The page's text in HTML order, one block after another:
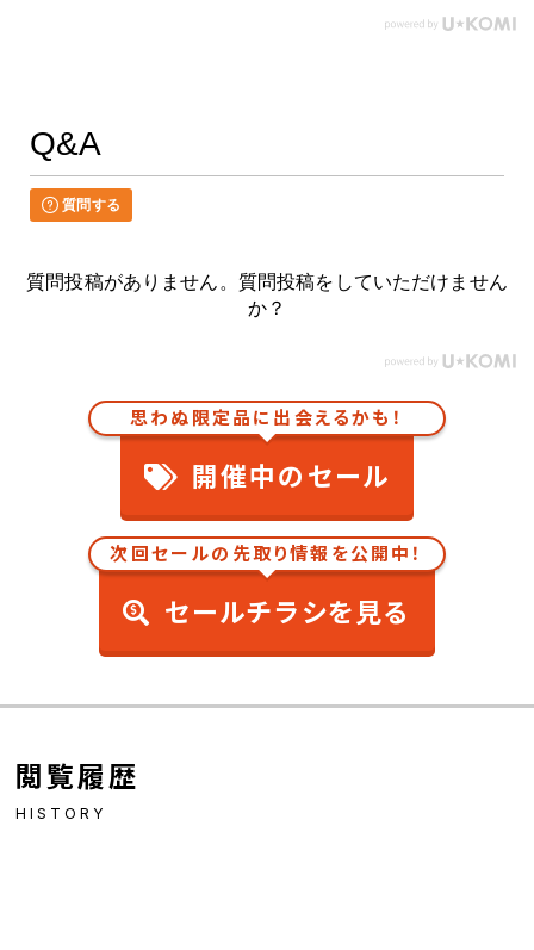
Q&A
質問する
質問投稿がありません。質問投稿をしていただけません
か？
思わぬ限定品に出会えるかも！
開催中のセール
次回セールの先取り情報を公開中！
セールチラシを見る
閲覧履歴
HISTORY